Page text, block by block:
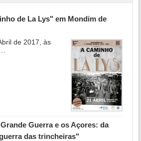
de La Lys" em Mondim de
de 2017, às
Guerra e os Açores: da
das trincheiras"